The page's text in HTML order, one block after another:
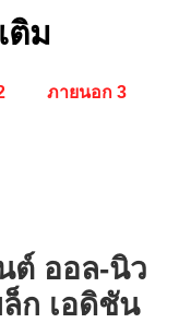
ติม
ภายนอก 3
ต์ ออล-นิว
ก เอดิชัน